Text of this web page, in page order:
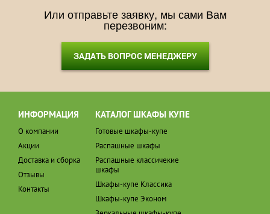
Или отправьте заявку, мы сами Вам
перезвоним:
ЗАДАТЬ ВОПРОС МЕНЕДЖЕРУ
ИНФОРМАЦИЯ
О компании
Акции
Доставка и сборка
Отзывы
Контакты
КАТАЛОГ ШКАФЫ КУПЕ
Готовые шкафы-купе
Распашные шкафы
Распашные классичекие
шкафы
Шкафы-купе Классика
Шкафы-купе Эконом